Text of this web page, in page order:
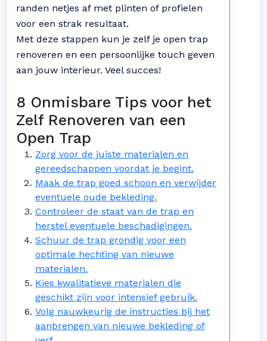
randen netjes af met plinten of profielen
voor een strak resultaat.
Met deze stappen kun je zelf je open trap
renoveren en een persoonlijke touch geven
aan jouw interieur. Veel succes!
8 Onmisbare Tips voor het
Zelf Renoveren van een
Open Trap
Zorg voor de juiste materialen en
gereedschappen voordat je begint.
Maak de trap goed schoon en verwijder
eventuele oude bekleding.
Controleer de staat van de trap en
herstel eventuele beschadigingen.
Schuur de trap grondig voor een
optimale hechting van nieuwe
materialen.
Kies kwalitatieve materialen die
geschikt zijn voor intensief gebruik.
Volg nauwkeurig de instructies bij het
aanbrengen van nieuwe bekleding of